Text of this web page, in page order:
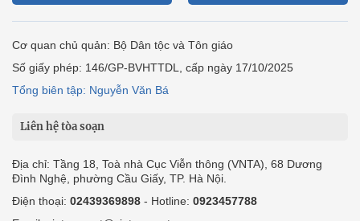
Cơ quan chủ quản: Bộ Dân tộc và Tôn giáo
Số giấy phép: 146/GP-BVHTTDL, cấp ngày 17/10/2025
Tổng biên tập: Nguyễn Văn Bá
Liên hệ tòa soạn
Địa chỉ: Tầng 18, Toà nhà Cục Viễn thông (VNTA), 68 Dương
Đình Nghệ, phường Cầu Giấy, TP. Hà Nội.
Điện thoại: 02439369898 - Hotline: 0923457788